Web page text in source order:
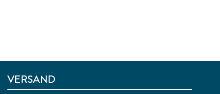
VERSAND